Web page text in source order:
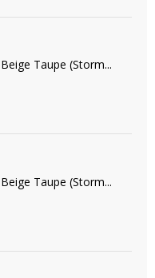
Taupe (Storm...
Taupe (Storm...